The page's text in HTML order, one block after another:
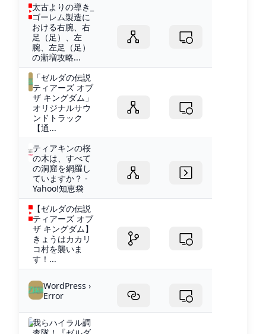
太古よりの導き_
ゴーレム製造に
おける右腕、右
足（足）、左
腕、左足（足）
の漸増攻略...
「ゼルダの伝説
ティアーズ オブ
ザ キングダム」
オリジナルサウ
ンドトラック
【通...
ティアキンの桜
の木は、すべて
の洞窟を網羅し
ていますか？ -
Yahoo!知恵袋
【ゼルダの伝説
ティアーズ オブ
ザ キングダム】
きょうはカカリ
コ村を襲いま
す！...
WordPress ›
Error
我らハイラル調